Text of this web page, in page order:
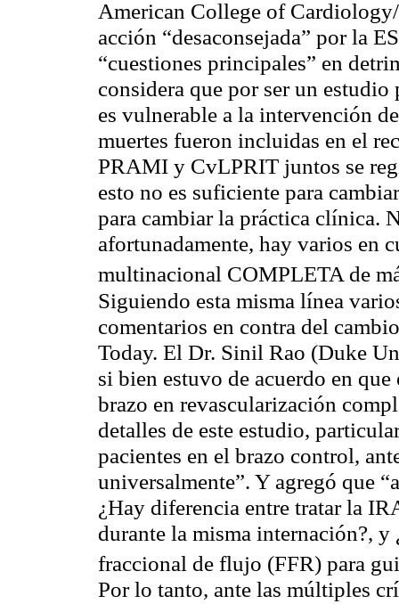
American College of
acción “desaconsejada” por la
“cuestiones principales” en
considera que por ser un
es vulnerable a la intervención
muertes fueron incluidas en el
PRAMI y CvLPRIT juntos se
esto no es suficiente para
para cambiar la práctica clínica.
afortunadamente, hay varios en
multinacional COMPLETA de
Siguiendo esta misma línea
comentarios en contra del
Today. El Dr. Sinil Rao (Duke
si bien estuvo de acuerdo en
brazo en revascularización
detalles de este estudio,
pacientes en el brazo control,
universalmente”. Y agregó que
¿Hay diferencia entre tratar la
durante la misma internación?, y
fraccional de flujo (FFR) para
Por lo tanto, ante las múltiples